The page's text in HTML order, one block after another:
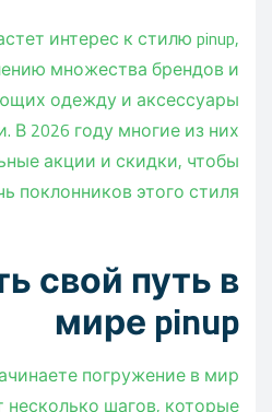
интерес к стилю pinup,
множества брендов и
одежду и аксессуары
В 2026 году многие из них
акции и скидки, чтобы
поклонников этого стиля.
свой путь в
мире pinup
погружение в мир